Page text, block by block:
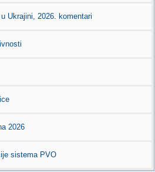
Ukrajini, 2026. komentari
2026
sistema PVO